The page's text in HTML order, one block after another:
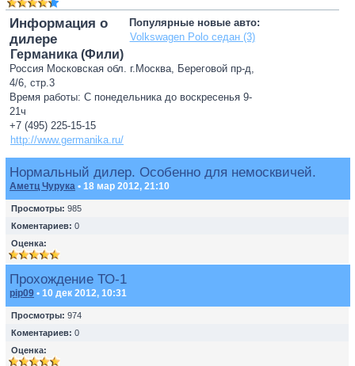
Популярные новые авто:
Volkswagen Polo седан (3)
Информация о
дилере
Германика (Фили)
Россия Московская обл. г.Москва, Береговой пр-д,
4/6, стр.3
Время работы: С понедельника до воскресенья 9-
21ч
+7 (495) 225-15-15
http://www.germanika.ru/
Нормальный дилер. Особенно для немосквичей.
Аметц Чурука • 18 мар 2012, 21:10
Просмотры: 985
Коментариев: 0
Оценка:
Прохождение ТО-1
pip09 • 10 дек 2012, 10:31
Просмотры: 974
Коментариев: 0
Оценка: